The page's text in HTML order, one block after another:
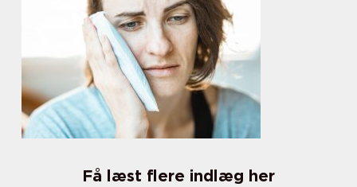
Få læst flere indlæg her